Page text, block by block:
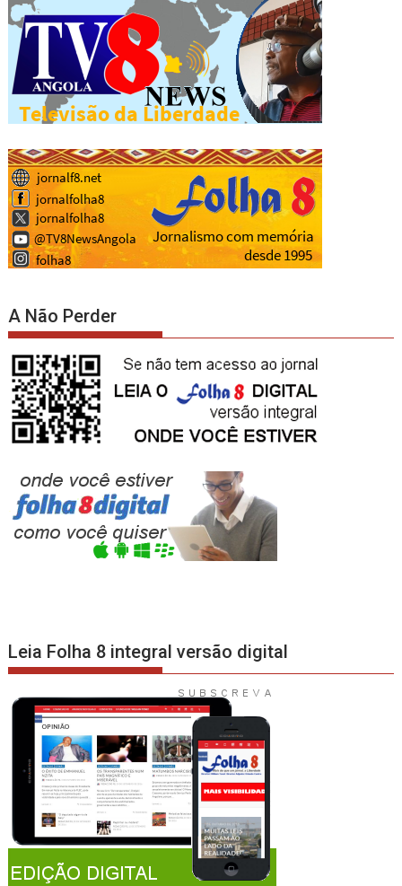
A Não Perder
Leia Folha 8 integral versão digital